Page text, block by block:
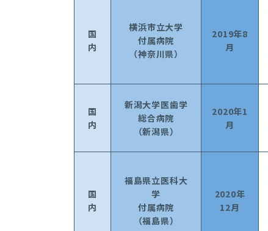
国
内
横浜市立大学
付属病院
（神奈川県）
2019年8
月
国
内
新潟大学医歯学
総合病院
（新潟県）
2020年1
月
国
内
福島県立医科大
学
付属病院
（福島県）
2020年
12月